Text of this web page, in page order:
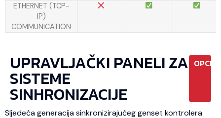
ETHERNET (TCP-
IP)
COMMUNICATION
UPRAVLJAČKI PANELI ZA
SISTEME
SINHRONIZACIJE
Sljedeća generacija sinkronizirajućeg genset kontrolera